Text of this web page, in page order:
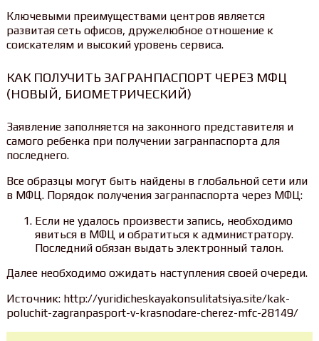
Ключевыми преимуществами центров является
развитая сеть офисов, дружелюбное отношение к
соискателям и высокий уровень сервиса.
КАК ПОЛУЧИТЬ ЗАГРАНПАСПОРТ ЧЕРЕЗ МФЦ
(НОВЫЙ, БИОМЕТРИЧЕСКИЙ)
Заявление заполняется на законного представителя и
самого ребенка при получении загранпаспорта для
последнего.
Все образцы могут быть найдены в глобальной сети или
в МФЦ. Порядок получения загранпаспорта через МФЦ:
Если не удалось произвести запись, необходимо
явиться в МФЦ и обратиться к администратору.
Последний обязан выдать электронный талон.
Далее необходимо ожидать наступления своей очереди.
Источник: http://yuridicheskayakonsulitatsiya.site/kak-
poluchit-zagranpasport-v-krasnodare-cherez-mfc-28149/